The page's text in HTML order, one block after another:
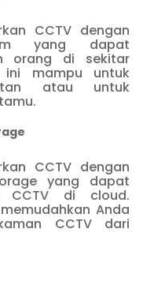
CCTV dengan
yang dapat
orang di sekitar
ini mampu untuk
atau untuk
CCTV dengan
yang dapat
CCTV di cloud.
Anda
CCTV dari